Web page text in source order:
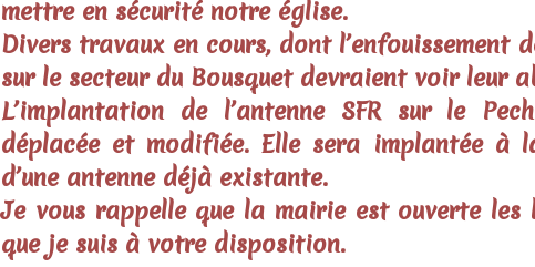
mettre en sécurité notre église.
Divers travaux en cours, dont l’enfouissement
sur le secteur du Bousquet devraient voir leur
L’implantation de l’antenne SFR sur le
déplacée et modifiée. Elle sera implantée à
d’une antenne déjà existante.
Je vous rappelle que la mairie est ouverte
que je suis à votre disposition.